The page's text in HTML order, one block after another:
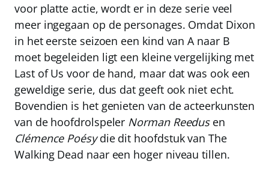
voor platte actie, wordt er in deze serie veel
meer ingegaan op de personages. Omdat Dixon
in het eerste seizoen een kind van A naar B
moet begeleiden ligt een kleine vergelijking met
Last of Us voor de hand, maar dat was ook een
geweldige serie, dus dat geeft ook niet echt.
Bovendien is het genieten van de acteerkunsten
van de hoofdrolspeler Norman Reedusen
Clémence Poésy die dit hoofdstuk van The
Walking Dead naar een hoger niveau tillen.